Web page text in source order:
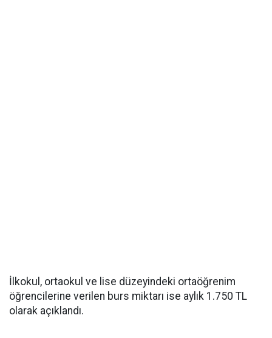
İlkokul, ortaokul ve lise düzeyindeki ortaöğrenim
öğrencilerine verilen burs miktarı ise aylık 1.750 TL
olarak açıklandı.